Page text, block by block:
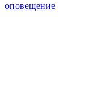
оповещение